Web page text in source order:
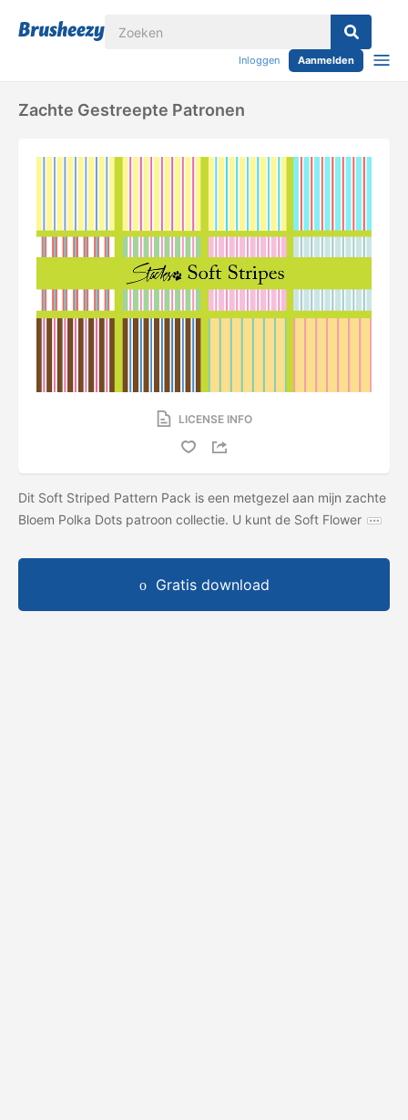
Inloggen Aanmelden
Zachte Gestreepte Patronen
LICENSE INFO
Dit Soft Striped Pattern Pack is een metgezel aan mijn zachte
Bloem Polka Dots patroon collectie. U kunt de Soft Flower
Gratis download